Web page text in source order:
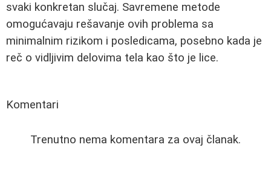
svaki konkretan slučaj. Savremene metode
omogućavaju rešavanje ovih problema sa
minimalnim rizikom i posledicama, posebno kada je
reč o vidljivim delovima tela kao što je lice.
Komentari
Trenutno nema komentara za ovaj članak.